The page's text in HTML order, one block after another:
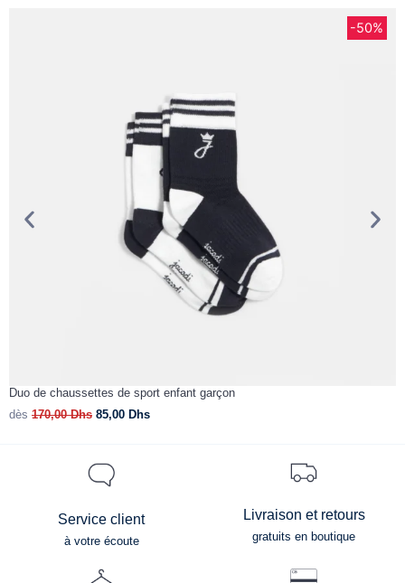
-50%
Duo de chaussettes de sport enfant garçon
dès 170,00Dhs 85,00 Dhs
Service client
à votre écoute
Livraison et retours
gratuits en boutique